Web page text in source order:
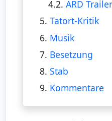
4.2.ARD Trailer
5. Tatort-Kritik
6. Musik
7. Besetzung
8. Stab
9. Kommentare